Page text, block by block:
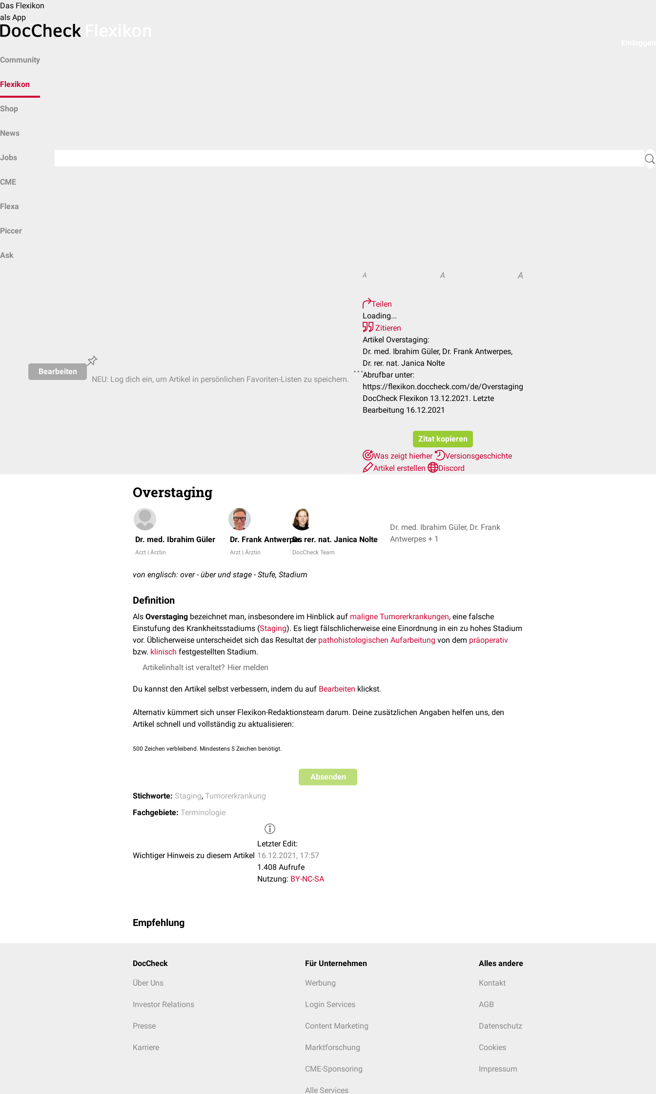
Das Flexikon
als App
Community
Flexikon
Shop
News
Jobs
CME
Flexa
Piccer
Ask
Bearbeiten
NEU: Log dich ein, um Artikel in persönlichen Favoriten-Listen zu speichern.
A A A
Teilen
Loading...
Zitieren
Artikel Overstaging:
Dr. med. Ibrahim Güler, Dr. Frank Antwerpes,
Dr. rer. nat. Janica Nolte
Abrufbar unter:
https://flexikon.doccheck.com/de/Overstaging
DocCheck Flexikon 13.12.2021. Letzte
Bearbeitung 16.12.2021
Zitat kopieren
Was zeigt hierher
Versionsgeschichte
Artikel erstellen
Discord
Overstaging
Dr. med. Ibrahim Güler
Arzt | Ärztin
Dr. Frank Antwerpes
Arzt | Ärztin
Dr. rer. nat. Janica Nolte
DocCheck Team
Dr. med. Ibrahim Güler, Dr. Frank
Antwerpes + 1
von englisch: over - über und stage - Stufe, Stadium
Definition
Als Overstaging bezeichnet man, insbesondere im Hinblick auf maligne Tumorerkrankungen, eine falsche
Einstufung des Krankheitsstadiums (Staging). Es liegt fälschlicherweise eine Einordnung in ein zu hohes Stadium
vor. Üblicherweise unterscheidet sich das Resultat der pathohistologischen Aufarbeitung von dem präoperativ
bzw. klinisch festgestellten Stadium.
Artikelinhalt ist veraltet? Hier melden
Du kannst den Artikel selbst verbessern, indem du auf Bearbeiten klickst.
Alternativ kümmert sich unser Flexikon-Redaktionsteam darum. Deine zusätzlichen Angaben helfen uns, den
Artikel schnell und vollständig zu aktualisieren:
500 Zeichen verbleibend. Mindestens 5 Zeichen benötigt.
Absenden
Stichworte: Staging, Tumorerkrankung
Fachgebiete: Terminologie
Wichtiger Hinweis zu diesem Artikel
Letzter Edit:
16.12.2021, 17:57
1.408 Aufrufe
Nutzung: BY-NC-SA
Empfehlung
DocCheck
Über Uns
Investor Relations
Presse
Karriere
Für Unternehmen
Werbung
Login Services
Content Marketing
Marktforschung
CME-Sponsoring
Alle Services
Alles andere
Kontakt
AGB
Datenschutz
Cookies
Impressum